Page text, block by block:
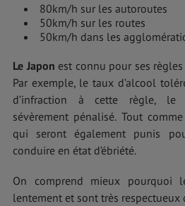
80km/h sur les autoroutes
50km/h sur les routes
50km/h dans les
Le Japon est connu pour ses
Par exemple, le taux d’alcool
d’infraction à cette règle, le
sévèrement pénalisé. Tout
qui seront également punis
conduire en état d’ébriété.
On comprend mieux pourquoi
lentement et sont très respectueux